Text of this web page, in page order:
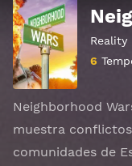
Reality
6
Neighborhood
muestra
comunidades de